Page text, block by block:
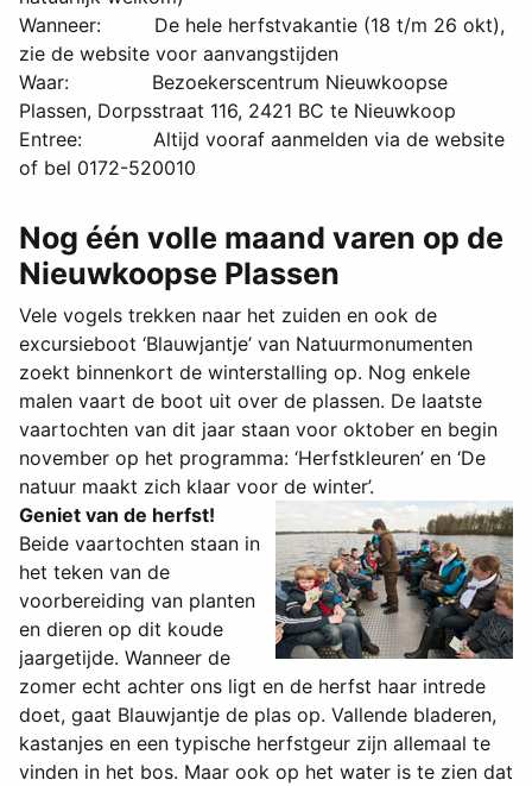
Wanneer: De hele herfstvakantie (18 t/m 26 okt),
zie de website voor aanvangstijden
Waar: Bezoekerscentrum Nieuwkoopse
Plassen, Dorpsstraat 116, 2421 BC te Nieuwkoop
Entree: Altijd vooraf aanmelden via de website
of bel 0172-520010
Nog één volle maand varen op de
Nieuwkoopse Plassen
Vele vogels trekken naar het zuiden en ook de
excursieboot ‘Blauwjantje’ van Natuurmonumenten
zoekt binnenkort de winterstalling op. Nog enkele
malen vaart de boot uit over de plassen. De laatste
vaartochten van dit jaar staan voor oktober en begin
november op het programma: ‘Herfstkleuren’ en ‘De
natuur maakt zich klaar voor de winter’.
Geniet van de herfst!
Beide vaartochten staan in
het teken van de
voorbereiding van planten
en dieren op dit koude
jaargetijde. Wanneer de
zomer echt achter ons ligt en de herfst haar intrede
doet, gaat Blauwjantje de plas op. Vallende bladeren,
kastanjes en een typische herfstgeur zijn allemaal te
vinden in het bos. Maar ook op het water is te zien dat